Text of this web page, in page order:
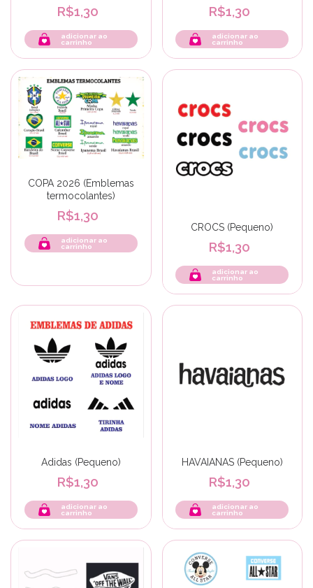
R$1,30
adicionar ao
carrinho
R$1,30
adicionar ao
carrinho
COPA 2026 (Emblemas
termocolantes)
R$1,30
adicionar ao
carrinho
CROCS (Pequeno)
R$1,30
adicionar ao
carrinho
Adidas (Pequeno)
R$1,30
adicionar ao
carrinho
HAVAIANAS (Pequeno)
R$1,30
adicionar ao
carrinho